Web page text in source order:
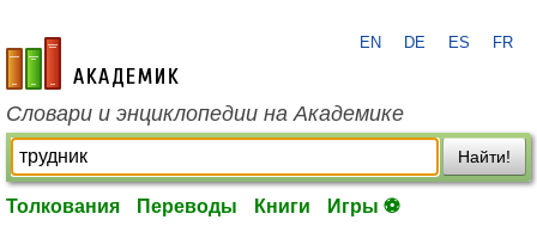
academic.ru
EN DE ES FR
Словари и энциклопедии на Академике
Найти!
Толкования Переводы Книги Игры ⚽